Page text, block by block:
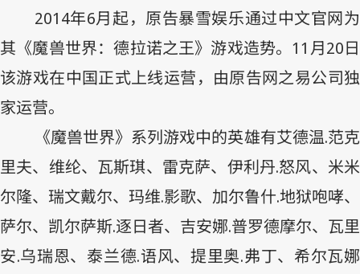
2014年6月起，原告暴雪娱乐通过中文官网为
其《魔兽世界：德拉诺之王》游戏造势。 11 月20日
该游戏在中国正式上线运营，由原告网之易公司独
家运营。
《魔兽世界》系列游戏中的英雄有艾德温.范克
里夫、维纶、瓦斯琪、雷克萨、伊利丹.怒风、米米
尔隆、瑞文戴尔、玛维.影歌、加尔鲁什.地狱咆哮、
萨尔、凯尔萨斯.逐日者、吉安娜.普罗德摩尔、瓦里
安.乌瑞恩、泰兰德.语风、提里奥.弗丁、希尔瓦娜